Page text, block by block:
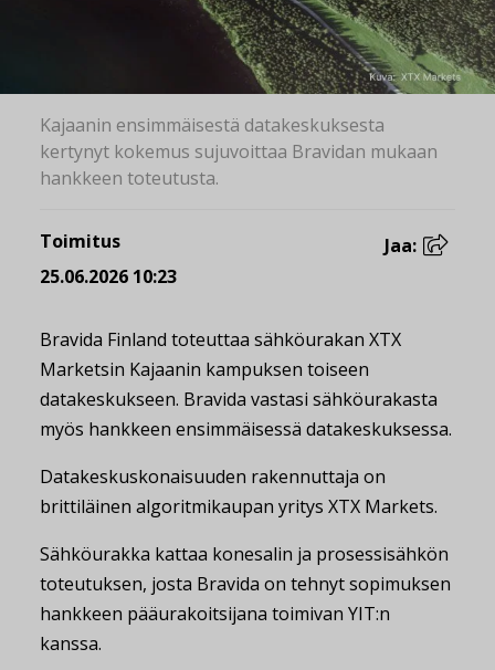
Kajaanin ensimmäisestä datakeskuksesta
kertynyt kokemus sujuvoittaa Bravidan mukaan
hankkeen toteutusta.
Toimitus
25.06.2026 10:23
Jaa:
Bravida Finland toteuttaa sähköurakan XTX
Marketsin Kajaanin kampuksen toiseen
datakeskukseen. Bravida vastasi sähköurakasta
myös hankkeen ensimmäisessä datakeskuksessa.
Datakeskuskonaisuuden rakennuttaja on
brittiläinen algoritmikaupan yritys XTX Markets.
Sähköurakka kattaa konesalin ja prosessisähkön
toteutuksen, josta Bravida on tehnyt sopimuksen
hankkeen pääurakoitsijana toimivan YIT:n
kanssa.